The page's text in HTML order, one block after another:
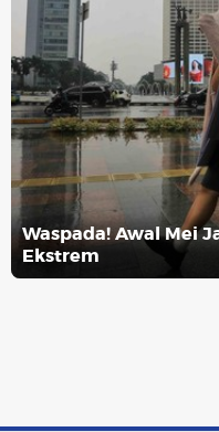
Waspada! Awal Mei
Ekstrem